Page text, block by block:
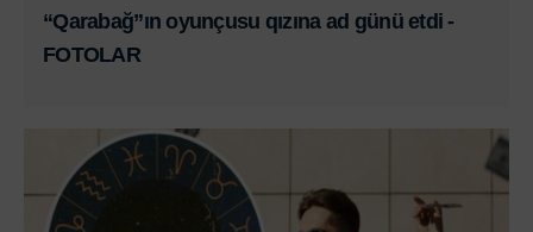
“Qarabağ”ın oyunçusu qızına ad günü etdi -
FOTOLAR